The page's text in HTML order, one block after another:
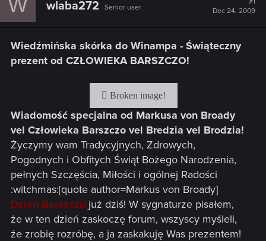
wlaba272 Senior user
Dec 24, 2009
Wiedźmińska skórka do Winampa - Świąteczny
prezent od CZŁOWIEKA BARSZCZO!
Wiadomość specjalna od Markusa von Broady
vel Człowieka Barszczo vel Bredzia vel Brodzia!
Życzymy wam Tradycyjnych, Zdrowych,
Pogodnych i Obfitych Świąt Bożego Narodzenia,
pełnych Szczęścia, Miłości i ogólnej Radości
:witchmas:[quote author=Markus von Broady]
Dzień Barszczu już dziś! W sygnaturze pisałem,
że w ten dzień zaskoczę forum, wszyscy myśleli,
że zrobię rozróbę, a ja zaskakuję Was prezentem!